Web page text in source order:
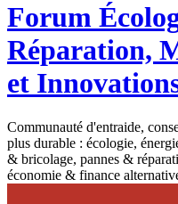
Forum
Réparation,
et
Communauté d'entraide,
plus durable : écologie,
& bricolage, pannes &
économie & finance